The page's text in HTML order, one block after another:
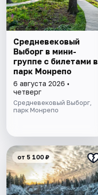
Cредневековый
Выборг в мини-
группе c билетами в
парк Монрепо
6 августа 2026 •
четверг
Средневековый Выборг,
парк Монрепо
от 5 100 ₽